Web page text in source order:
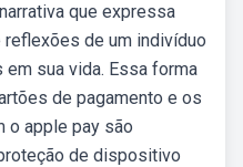
que expressa
de um indivíduo
sua vida. Essa forma
de pagamento e os
o apple pay são
de dispositivo